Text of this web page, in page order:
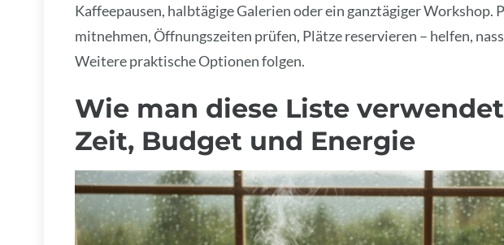
Kaffeepausen, halbtägige Galerien oder ein ganztägiger Workshop.
mitnehmen, Öffnungszeiten prüfen, Plätze reservieren – helfen,
Weitere praktische Optionen folgen.
Wie man diese Liste
Zeit, Budget und Energie